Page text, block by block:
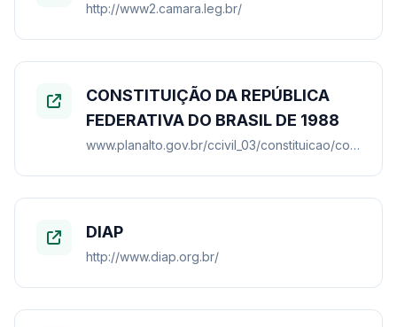
http://www2.camara.leg.br/
CONSTITUIÇÃO DA REPÚBLICA
FEDERATIVA DO BRASIL DE 1988
www.planalto.gov.br/ccivil_03/constituicao/constituicao.htm
DIAP
http://www.diap.org.br/